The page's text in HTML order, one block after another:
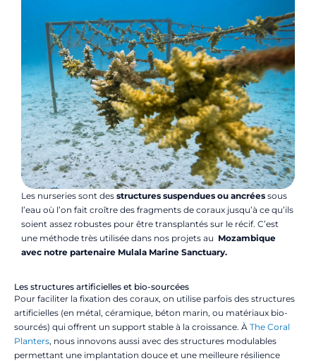
Les nurseries sont des structures suspendues ou ancrées sous
l’eau où l’on fait croître des fragments de coraux jusqu’à ce qu’ils
soient assez robustes pour être transplantés sur le récif. C’est
une méthode très utilisée dans nos projets au Mozambique
avec notre partenaire Mulala Marine Sanctuary.
Les structures artificielles et bio-sourcées
Pour faciliter la fixation des coraux, on utilise parfois des structures
artificielles (en métal, céramique, béton marin, ou matériaux bio-
sourcés) qui offrent un support stable à la croissance. À The Coral
Planters, nous innovons aussi avec des structures modulables
permettant une implantation douce et une meilleure résilience